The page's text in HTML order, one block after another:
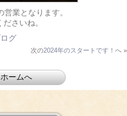
業となります。
さいね。
グ
次の2024年のスタートです！ へ »